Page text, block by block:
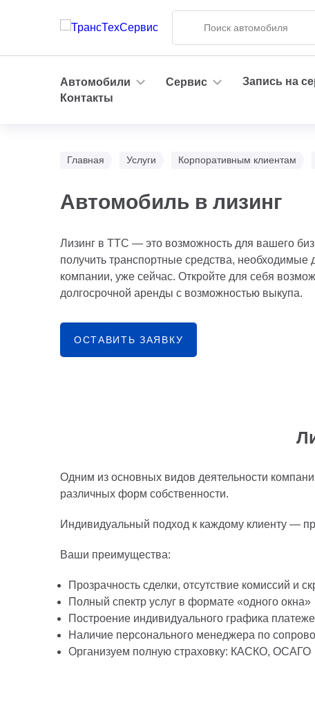
Автомобили Сервис Запись на
Контакты
Главная Услуги Корпоративным клиентам
Автомобиль в лизинг
Лизинг в ТТС — это возможность для вашего
получить транспортные средства, необходимые
компании, уже сейчас. Откройте для себя
долгосрочной аренды с возможностью выкупа.
ОСТАВИТЬ ЗАЯВКУ
Одним из основных видов деятельности
различных форм собственности.
Индивидуальный подход к каждому клиенту —
Ваши преимущества:
Прозрачность сделки, отсутствие комиссий и
Полный спектр услуг в формате «одного окна»
Построение индивидуального графика
Наличие персонального менеджера по
Организуем полную страховку: КАСКО, ОСАГО